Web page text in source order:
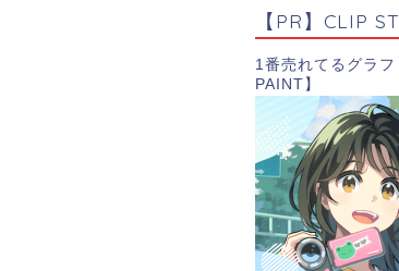
【PR】CLIP
1番売れてるグラ
PAINT】